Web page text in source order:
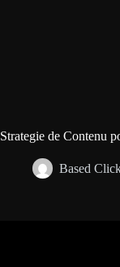
Strategie de Contenu
Based